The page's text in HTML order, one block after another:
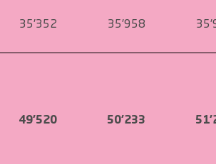
35'352 35'958
49'520 50'233